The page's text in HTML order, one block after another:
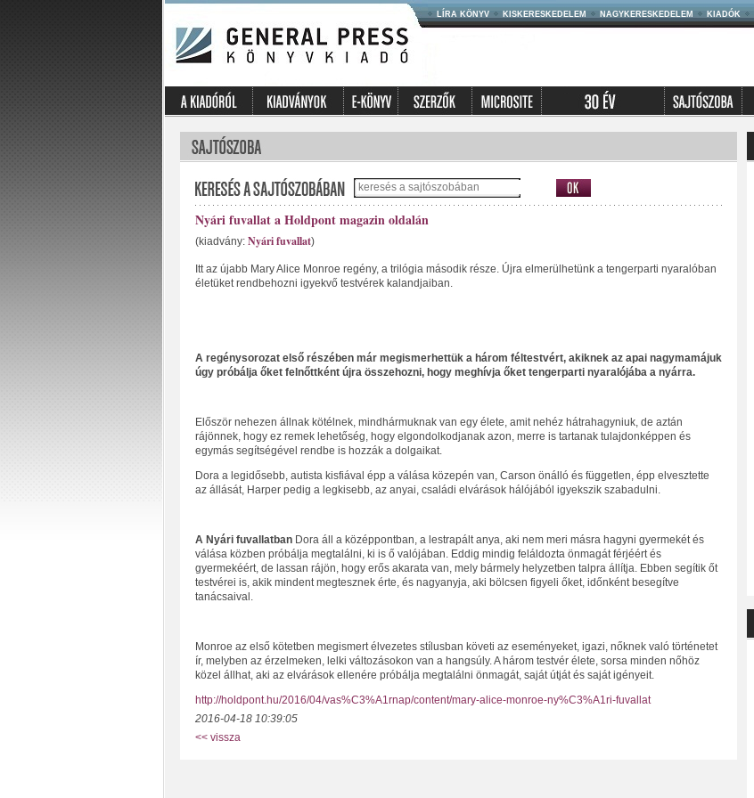
LÍRA KÖNYV KISKERESKEDELEM NAGYKERESKEDELEM KIADÓK
Nyári fuvallat a Holdpont magazin oldalán
(kiadvány: Nyári fuvallat)
Itt az újabb Mary Alice Monroe regény, a trilógia második része. Újra elmerülhetünk a tengerparti nyaralóban
életüket rendbehozni igyekvő testvérek kalandjaiban.
A regénysorozat első részében már megismerhettük a három féltestvért, akiknek az apai nagymamájuk
úgy próbálja őket felnőttként újra összehozni, hogy meghívja őket tengerparti nyaralójába a nyárra.
Először nehezen állnak kötélnek, mindhármuknak van egy élete, amit nehéz hátrahagyniuk, de aztán
rájönnek, hogy ez remek lehetőség, hogy elgondolkodjanak azon, merre is tartanak tulajdonképpen és
egymás segítségével rendbe is hozzák a dolgaikat.
Dora a legidősebb, autista kisfiával épp a válása közepén van, Carson önálló és független, épp elvesztette
az állását, Harper pedig a legkisebb, az anyai, családi elvárások hálójából igyekszik szabadulni.
A Nyári fuvallatbanDora áll a középpontban, a lestrapált anya, aki nem meri másra hagyni gyermekét és
válása közben próbálja megtalálni, ki is ő valójában. Eddig mindig feláldozta önmagát férjéért és
gyermekéért, de lassan rájön, hogy erős akarata van, mely bármely helyzetben talpra állítja. Ebben segítik őt
testvérei is, akik mindent megtesznek érte, és nagyanyja, aki bölcsen figyeli őket, időnként besegítve
tanácsaival.
Monroe az első kötetben megismert élvezetes stílusban követi az eseményeket, igazi, nőknek való történetet
ír, melyben az érzelmeken, lelki változásokon van a hangsúly. A három testvér élete, sorsa minden nőhöz
közel állhat, aki az elvárások ellenére próbálja megtalálni önmagát, saját útját és saját igényeit.
http://holdpont.hu/2016/04/vas%C3%A1rnap/content/mary-alice-monroe-ny%C3%A1ri-fuvallat
2016-04-18 10:39:05
<< vissza